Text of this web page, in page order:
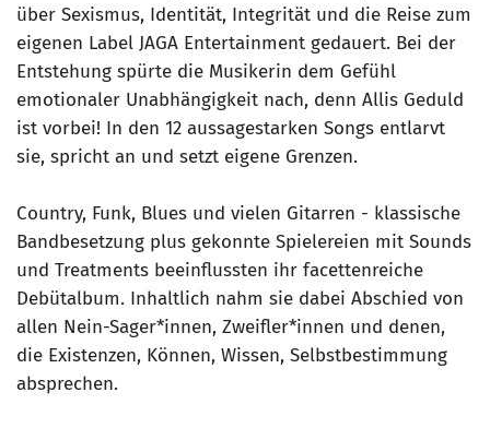
über Sexismus, Identität, Integrität und die Reise zum
eigenen Label JAGA Entertainment gedauert. Bei der
Entstehung spürte die Musikerin dem Gefühl
emotionaler Unabhängigkeit nach, denn Allis Geduld
ist vorbei! In den 12 aussagestarken Songs entlarvt
sie, spricht an und setzt eigene Grenzen.
Country, Funk, Blues und vielen Gitarren - klassische
Bandbesetzung plus gekonnte Spielereien mit Sounds
und Treatments beeinflussten ihr facettenreiche
Debütalbum. Inhaltlich nahm sie dabei Abschied von
allen Nein-Sager*innen, Zweifler*innen und denen,
die Existenzen, Können, Wissen, Selbstbestimmung
absprechen.